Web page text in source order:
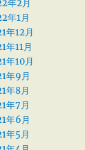
年2月
年1月
年12月
年11月
年10月
年9月
年8月
年7月
年6月
年5月